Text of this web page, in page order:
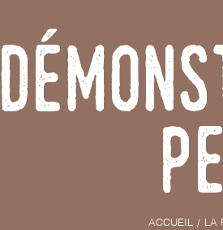
ACCUEIL LA